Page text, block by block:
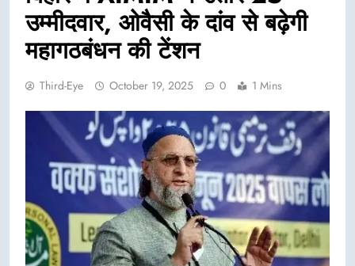
उम्मीदवार, ओवैसी के दांव से बढ़ेगी
महागठबंधन की टेंशन
Third-Eye October 19, 2025 0 1 Mins